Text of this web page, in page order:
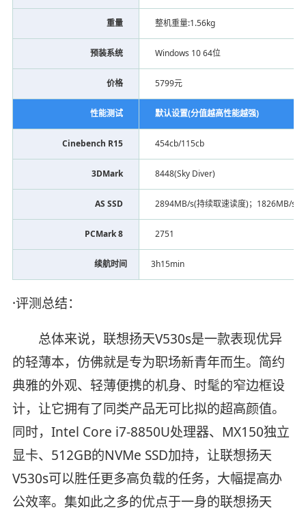
重量 整机重量:1.56kg
预装系统 Windows 10 64位
价格 5799元
性能测试 默认设置(分值越高性能越强)
Cinebench R15 454cb/115cb
3DMark 8448(Sky Diver)
AS SSD 2894MB/s(持续取速读度)；1826MB/s（
PCMark 8 2751
续航时间 3h15min
·评测总结：
总体来说，联想扬天V530s是一款表现优异
的轻薄本，仿佛就是专为职场新青年而生。简约
典雅的外观、轻薄便携的机身、时髦的窄边框设
计，让它拥有了同类产品无可比拟的超高颜值。
同时，Intel Core i7-8850U处理器、MX150独立
显卡、512GB的NVMe SSD加持，让联想扬天
V530s可以胜任更多高负载的任务，大幅提高办
公效率。集如此之多的优点于一身的联想扬天